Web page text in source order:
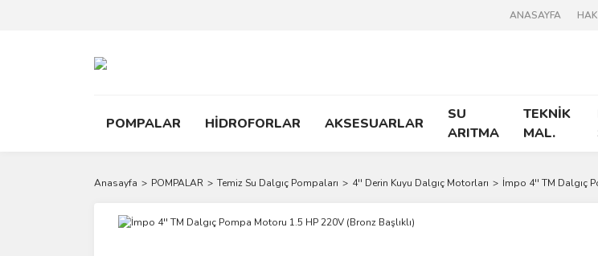
ANASAYFA
POMPALAR HİDROFORLAR AKSESUARLAR
SU
ARITMA
TEKNİK
MAL.
Anasayfa POMPALAR Temiz Su Dalgıç Pompaları 4'' Derin Kuyu Dalgıç Motorları İmpo 4'' TM Dalgıç